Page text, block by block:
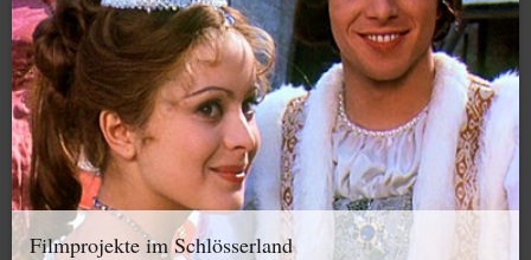
Filmprojekte im Schlösserland